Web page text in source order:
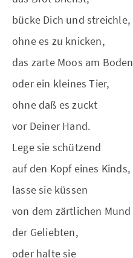
bücke Dich und streichle,
ohne es zu knicken,
das zarte Moos am Boden
oder ein kleines Tier,
ohne daß es zuckt
vor Deiner Hand.
Lege sie schützend
auf den Kopf eines Kinds,
lasse sie küssen
von dem zärtlichen Mund
der Geliebten,
oder halte sie